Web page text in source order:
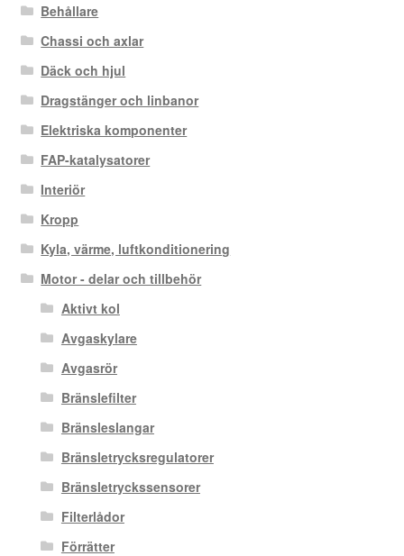
Behållare
Chassi och axlar
Däck och hjul
Dragstänger och linbanor
Elektriska komponenter
FAP-katalysatorer
Interiör
Kropp
Kyla, värme, luftkonditionering
Motor - delar och tillbehör
Aktivt kol
Avgaskylare
Avgasrör
Bränslefilter
Bränsleslangar
Bränsletrycksregulatorer
Bränsletryckssensorer
Filterlådor
Förrätter